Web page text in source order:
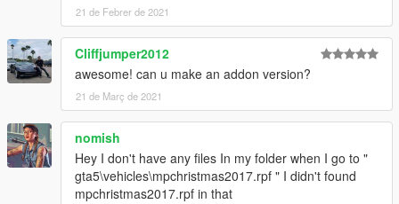
21 de Febrer de 2021
Cliffjumper2012
awesome! can u make an addon version?
21 de Març de 2021
nomish
Hey I don't have any files In my folder when I go to "
gta5\vehicles\mpchristmas2017.rpf " I didn't found
mpchristmas2017.rpf in that